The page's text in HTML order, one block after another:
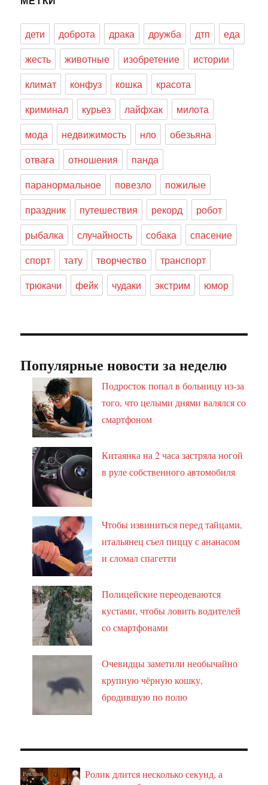
дети доброта драка дружба дтп
еда
жесть
животные изобретение
истории
климат
конфуз кошка
красота
криминал
курьез лайфхак
милота
мода
недвижимость нло
обезьяна
отвага
отношения
панда
паранормальное
повезло
пожилые
праздник
путешествия рекорд
робот
рыбалка
случайность собака
спасение
спорт
тату творчество
транспорт
трюкачи
фейк чудаки экстрим юмор
Популярные новости за неделю
Подросток попал в больницу из-за
того, что целыми днями валялся со
смартфоном
Китаянка на 2 часа застряла ногой
в руле собственного автомобиля
Чтобы извиниться перед тайцами,
итальянец съел пиццу с ананасом
и сломал спагетти
Полицейские переодеваются
кустами, чтобы ловить водителей
со смартфонами
Очевидцы заметили необычайно
крупную чёрную кошку,
бродившую по полю
i
Ролик длится несколько секунд, а